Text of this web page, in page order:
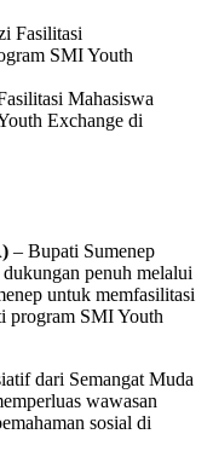
Mahasiswa
Exchange di
– Bupati Sumenep
penuh melalui
untuk memfasilitasi
program SMI Youth
dari Semangat Muda
wawasan
sosial di